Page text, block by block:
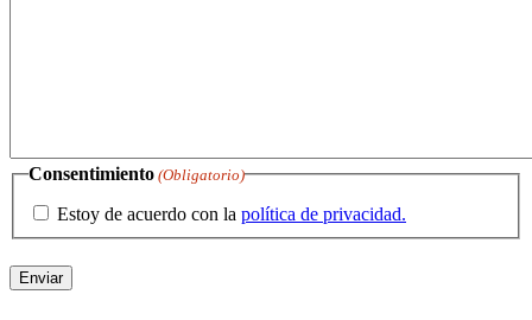
Consentimiento (Obligatorio)
Estoy de acuerdo con la política de privacidad.